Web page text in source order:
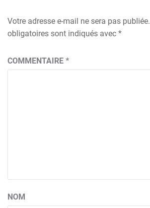
Votre adresse e-mail ne sera pas publiée.
obligatoires sont indiqués avec *
COMMENTAIRE *
NOM